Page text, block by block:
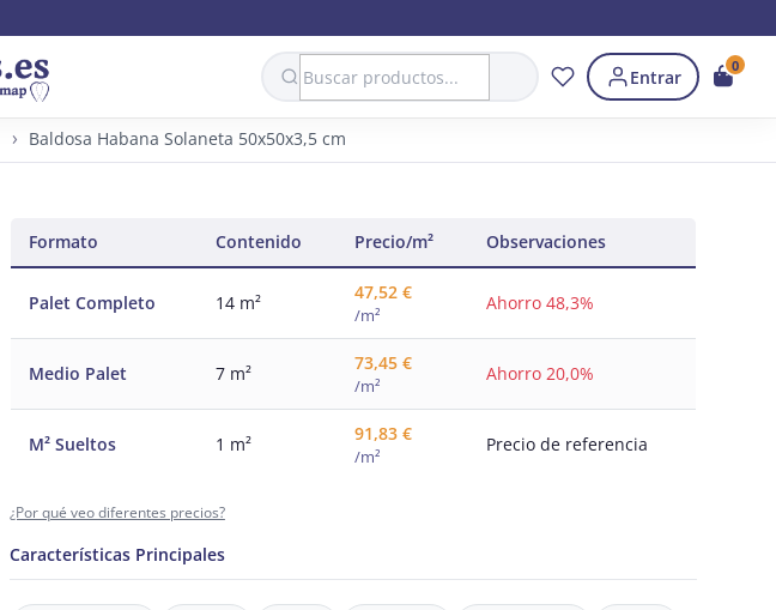
Search Entrar
0
Baldosa Habana Solaneta 50x50x3,5 cm
Formato Contenido Precio/m² Observaciones
Palet Completo 14 m² 47,52 €
/m²
Ahorro 48,3%
Medio Palet 7 m² 73,45 €
/m²
Ahorro 20,0%
M² Sueltos 1 m² 91,83 €
/m²
Precio de referencia
¿Por qué veo diferentes precios?
Características Principales